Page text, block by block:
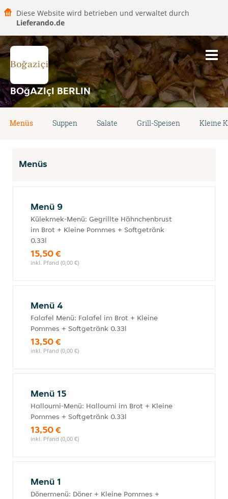
Diese Website wird betrieben und verwaltet durch
Lieferando.de
BOğAZIçI BERLIN
Menüs Suppen Salate Grill-Speisen Kleine
Menüs
Menü 9
Külekmek-Menü: Gegrillte Hähnchenbrust
im Brot + Kleine Pommes + Softgetränk
0.33l
15,50 €
inkl. Pfand (0,00 €)
Menü 4
Falafel Menü: Falafel im Brot + Kleine
Pommes + Softgetränk 0.33l
13,50 €
inkl. Pfand (0,00 €)
Menü 15
Halloumi-Menü: Halloumi im Brot + Kleine
Pommes + Softgetränk 0.33l
13,50 €
inkl. Pfand (0,00 €)
Menü 1
Dönermenü: Döner + Kleine Pommes +